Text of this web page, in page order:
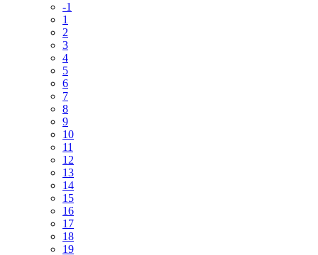
-1
1
2
3
4
5
6
7
8
9
10
11
12
13
14
15
16
17
18
19